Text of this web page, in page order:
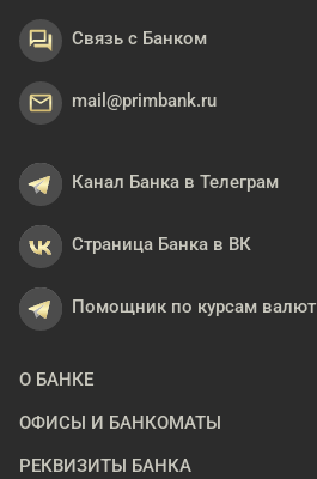
Связь с Банком
mail@primbank.ru
Канал Банка в Телеграм
Страница Банка в ВК
Помощник по курсам валют
О БАНКЕ
ОФИСЫ И БАНКОМАТЫ
РЕКВИЗИТЫ БАНКА